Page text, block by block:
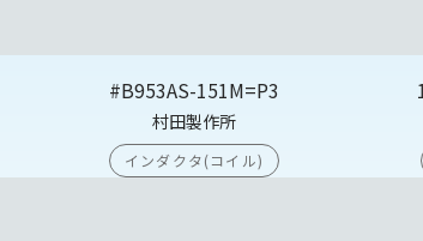
#B953AS-151M=P3
村田製作所
インダクタ(コイル)